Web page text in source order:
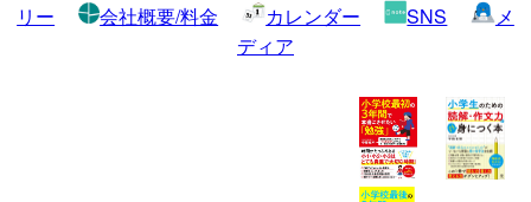
リー
会社概要/料金 カレンダー SNS
メ
ディア